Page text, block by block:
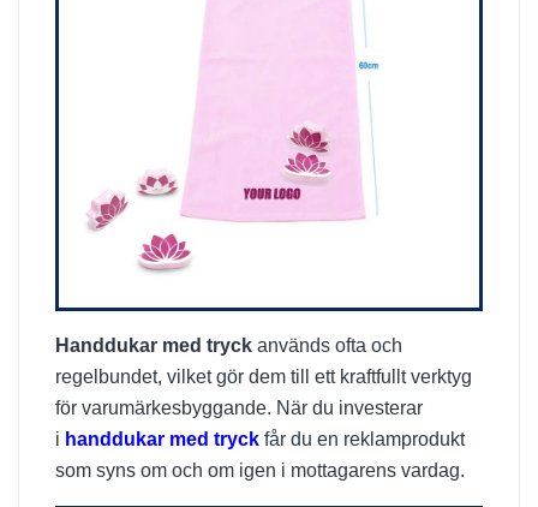
Handdukar med tryck används ofta och
regelbundet, vilket gör dem till ett kraftfullt verktyg
för varumärkesbyggande. När du investerar
i handdukar med tryck får du en reklamprodukt
som syns om och om igen i mottagarens vardag.